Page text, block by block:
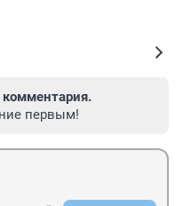
комментария.
первым!